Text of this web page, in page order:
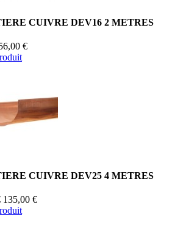
CUIVRE DEV16 2 METRES
€
CUIVRE DEV25 4 METRES
135,00 €